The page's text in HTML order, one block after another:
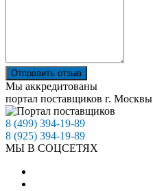
Отправить отзыв
Мы аккредитованы
портал поставщиков г. Москвы
8 (499) 394-19-89
8 (925) 394-19-89
МЫ В СОЦСЕТЯХ